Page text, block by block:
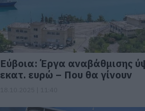
Εύβοια: Έργα αναβάθμισης
εκατ. ευρώ – Που θα γίνουν